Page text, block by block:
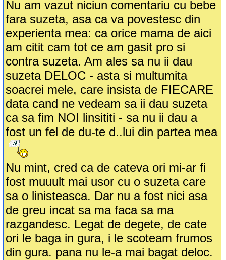
Nu am vazut niciun comentariu cu bebe
fara suzeta, asa ca va povestesc din
experienta mea: ca orice mama de aici
am citit cam tot ce am gasit pro si
contra suzeta. Am ales sa nu ii dau
suzeta DELOC - asta si multumita
soacrei mele, care insista de FIECARE
data cand ne vedeam sa ii dau suzeta
ca sa fim NOI linsititi - sa nu ii dau a
fost un fel de du-te d..lui din partea mea
Nu mint, cred ca de cateva ori mi-ar fi
fost muuult mai usor cu o suzeta care
sa o linisteasca. Dar nu a fost nici asa
de greu incat sa ma faca sa ma
razgandesc. Legat de degete, de cate
ori le baga in gura, i le scoteam frumos
din gura. pana nu le-a mai bagat deloc.